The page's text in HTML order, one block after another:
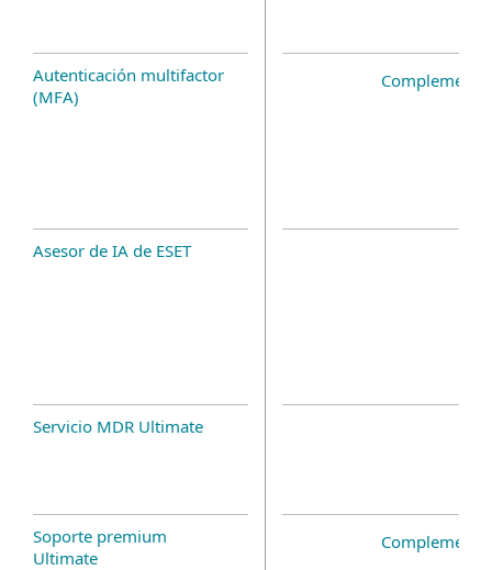
Autenticación multifactor
(MFA)
Asesor de IA de ESET
Servicio MDR Ultimate
Soporte premium
Ultimate